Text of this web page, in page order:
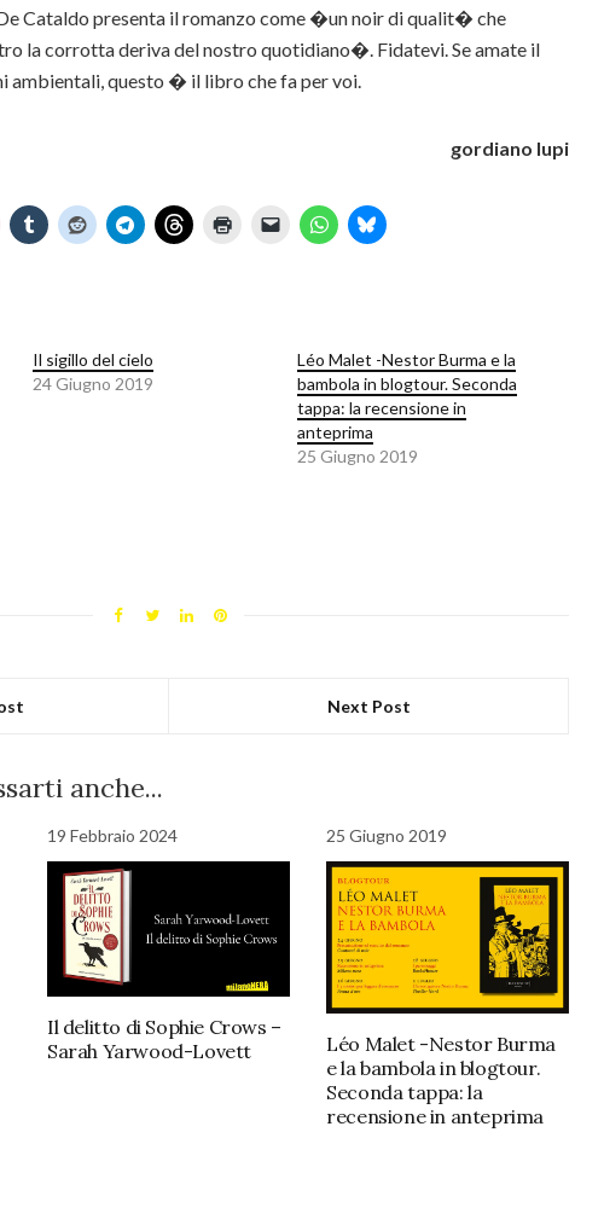
Cataldo presenta il romanzo come �un noir di qualit� che
la corrotta deriva del nostro quotidiano�. Fidatevi. Se amate il
ambientali, questo � il libro che fa per voi.
gordiano lupi
Il sigillo del cielo
24 Giugno 2019
Léo Malet -Nestor Burma e la
bambola in blogtour. Seconda
tappa: la recensione in
anteprima
25 Giugno 2019
Next Post
anche...
19 Febbraio 2024
Il delitto di Sophie Crows –
Sarah Yarwood-Lovett
25 Giugno 2019
Léo Malet -Nestor Burma
e la bambola in blogtour.
Seconda tappa: la
recensione in anteprima